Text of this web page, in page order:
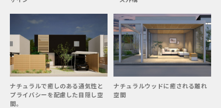
ナチュラルで癒しのある通気性と
プライバシーを配慮した目隠し空
間。
ナチュラルウッドに癒される離れ
空間